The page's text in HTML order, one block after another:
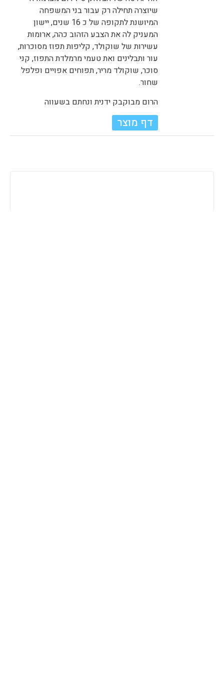
שיוצרה תחילה רק עבור בני המשפחה
המיושנת לתקופה של כ 16 שנים, יישון
המעניק לה את הצבע הזהוב כהה, ארומות
עשירות של שוקולד, קליפות תפוז מסוכרות,
עור ותבלינים ואת טעמי מרמלדת התפוז, קני
סוכר, שוקולד מריר, תפוחים אפויים ופלפל
שחור.
הרום מבוקבק ידנית ונחתם בשעווה
דף מוצר